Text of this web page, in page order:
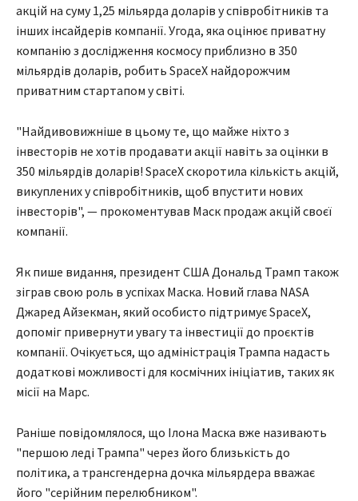
акцій на суму 1,25 мільярда доларів у співробітників та
інших інсайдерів компанії. Угода, яка оцінює приватну
компанію з дослідження космосу приблизно в 350
мільярдів доларів, робить SpaceX найдорожчим
приватним стартапом у світі.
"Найдивовижніше в цьому те, що майже ніхто з
інвесторів не хотів продавати акції навіть за оцінки в
350 мільярдів доларів! SpaceX скоротила кількість акцій,
викуплених у співробітників, щоб впустити нових
інвесторів", — прокоментував Маск продаж акцій своєї
компанії.
Як пише видання, президент США Дональд Трамп також
зіграв свою роль в успіхах Маска. Новий глава NASA
Джаред Айзекман, який особисто підтримує SpaceX,
допоміг привернути увагу та інвестиції до проєктів
компанії. Очікується, що адміністрація Трампа надасть
додаткові можливості для космічних ініціатив, таких як
місії на Марс.
Раніше повідомлялося, що Ілона Маска вже називають
"першою леді Трампа" через його близькість до
політика, а трансгендерна дочка мільярдера вважає
його "серійним перелюбником".